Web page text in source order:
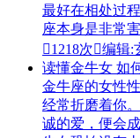
最好在相处过
座本身是非常
1218次编辑:
读懂金牛女 如
金牛座的女性
经常折磨着你
诚的爱，便会